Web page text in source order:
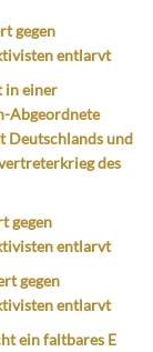
gegen
entlarvt
in einer
Abgeordnete
Deutschlands und
des
gegen
entlarvt
gegen
entlarvt
ein faltbares E